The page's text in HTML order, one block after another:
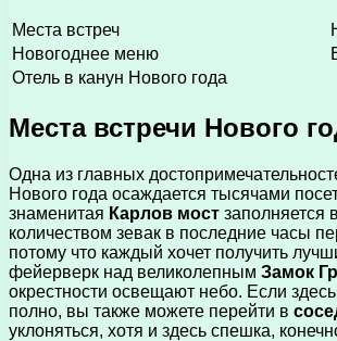
Места встреч
Новогоднее меню
Отель в канун Нового года
Места встречи Нового
Одна из главных
Нового года осаждается тысячами
знаменитая Карлов мост заполняется
количеством зевак в последние часы
потому что каждый хочет получить
фейерверк над великолепным Замок
окрестности освещают небо. Если
полно, вы также можете перейти в
уклоняться, хотя и здесь спешка,